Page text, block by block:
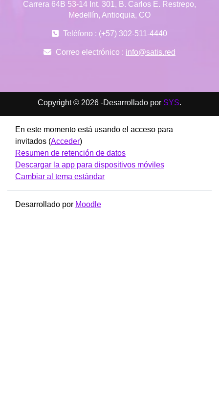
Carrera 64B 53-14 Int. 301, B. Carlos E. Restrepo,
Medellín, Antioquia, CO
Teléfono : (+57) 302-511-4440
Correo electrónico : info@satis.red
Copyright © 2026 -Desarrollado por SYS.
En este momento está usando el acceso para
invitados (Acceder)
Resumen de retención de datos
Descargar la app para dispositivos móviles
Cambiar al tema estándar
Desarrollado por Moodle